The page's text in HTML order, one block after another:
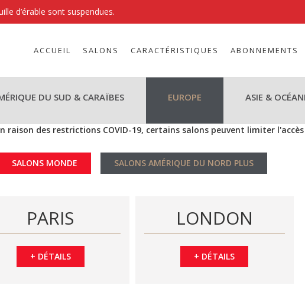
d’érable sont suspendues.
ACCUEIL SALONS CARACTÉRISTIQUES ABONNEMENTS
DU SUD & CARAÏBES EUROPE ASIE &
raison des restrictions COVID-19, certains salons peuvent limiter
SALONS MONDE SALONS AMÉRIQUE DU NORD PLUS
PARIS
+ DÉTAILS
LONDON
+ DÉTAILS